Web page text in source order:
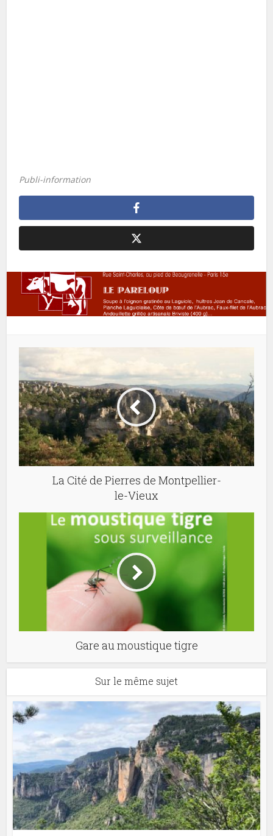
Publi-information
La Cité de Pierres de Montpellier-
le-Vieux
Gare au moustique tigre
Sur le même sujet